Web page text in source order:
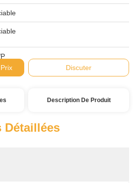
Discuter
Description De Produit
Détaillées